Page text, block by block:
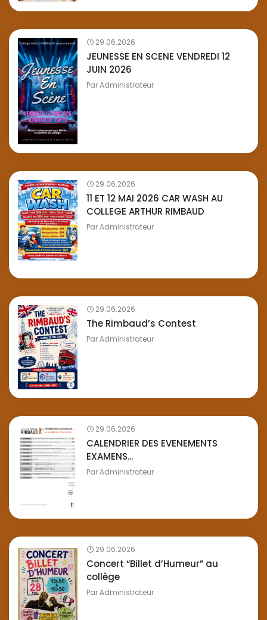
29.06.2026
JEUNESSE EN SCENE VENDREDI 12
JUIN 2026
ParAdministrateur
29.06.2026
11 ET 12 MAI 2026 CAR WASH AU
COLLEGE ARTHUR RIMBAUD
ParAdministrateur
29.06.2026
The Rimbaud’s Contest
ParAdministrateur
29.06.2026
CALENDRIER DES EVENEMENTS
EXAMENS...
ParAdministrateur
29.06.2026
Concert “Billet d’Humeur” au
collège
ParAdministrateur